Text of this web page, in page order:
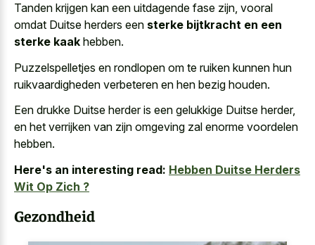
Tanden krijgen kan een uitdagende fase zijn, vooral
omdat Duitse herders een sterke bijtkracht en een
sterke kaak hebben.
Puzzelspelletjes en rondlopen om te ruiken kunnen hun
ruikvaardigheden verbeteren en hen bezig houden.
Een drukke Duitse herder is een gelukkige Duitse herder,
en het verrijken van zijn omgeving zal enorme voordelen
hebben.
Here's an interesting read: Hebben Duitse Herders
Wit Op Zich ?
Gezondheid